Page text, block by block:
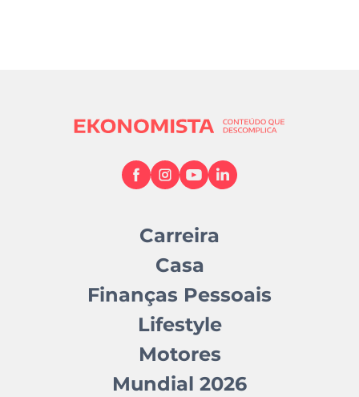
Carreira
Casa
Finanças Pessoais
Lifestyle
Motores
Mundial 2026